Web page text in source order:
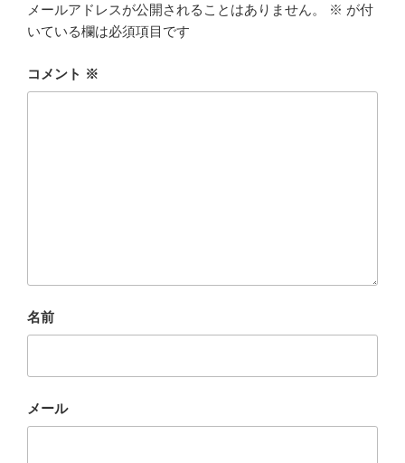
メールアドレスが公開されることはありません。 ※ が付
いている欄は必須項目です
コメント ※
名前
メール